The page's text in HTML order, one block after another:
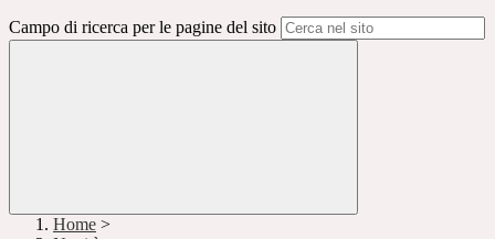
Campo di ricerca per le pagine del sito
Home >